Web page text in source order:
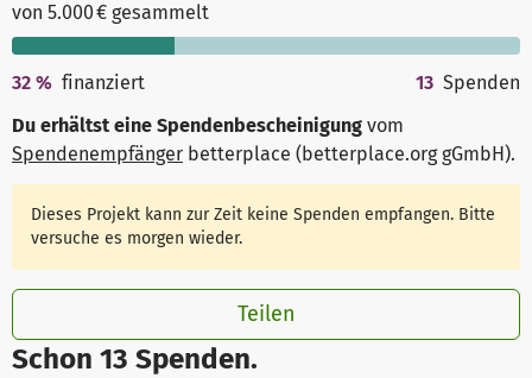
Schon 13 Spenden.
von 5.000 € gesammelt
32 % finanziert 13 Spenden
Du erhältst eine Spendenbescheinigung vom
Spendenempfänger betterplace (betterplace.org gGmbH).
Dieses Projekt kann zur Zeit keine Spenden empfangen. Bitte
versuche es morgen wieder.
Teilen